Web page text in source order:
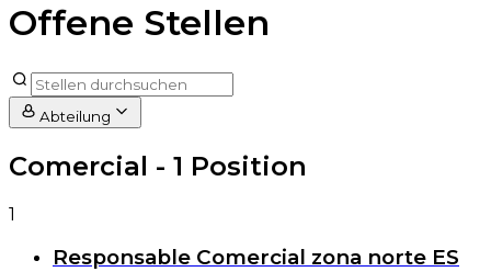
Offene Stellen
Abteilung
Comercial - 1 Position
1
Responsable Comercial zona norte ES